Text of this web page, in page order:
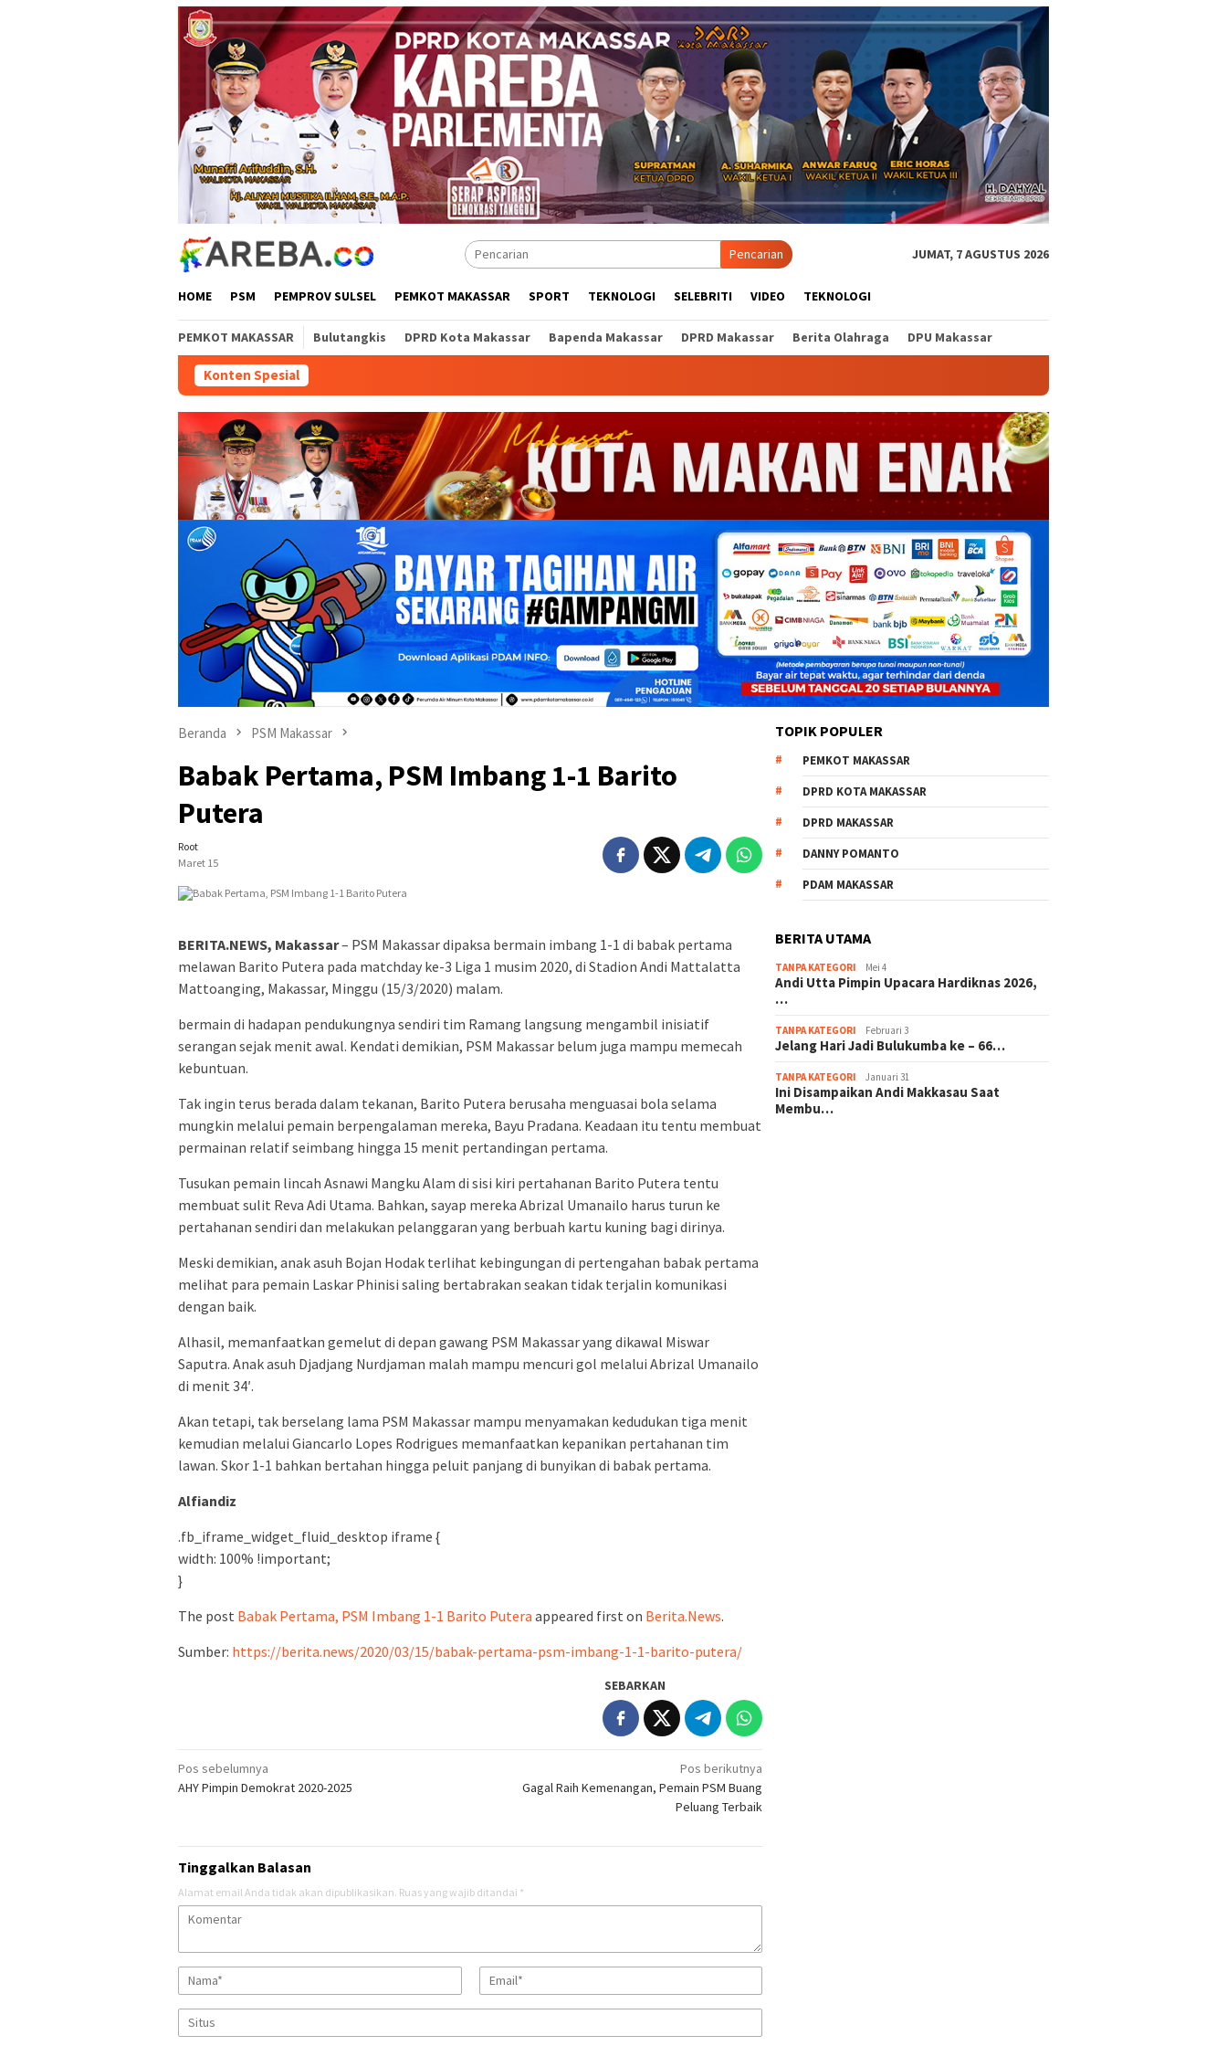
Pencarian JUMAT, 7 AGUSTUS 2026
HOME PSM PEMPROV SULSEL PEMKOT MAKASSAR SPORT TEKNOLOGI SELEBRITI VIDEO TEKNOLOGI
PEMKOT MAKASSAR Bulutangkis DPRD Kota Makassar Bapenda Makassar DPRD Makassar Berita Olahraga DPU Makassar
Konten Spesial
Beranda PSM Makassar
Babak Pertama, PSM Imbang 1-1 Barito
Putera
Root
Maret 15
BERITA.NEWS, Makassar– PSM Makassar dipaksa bermain imbang 1-1 di babak pertama
melawan Barito Putera pada matchday ke-3 Liga 1 musim 2020, di Stadion Andi Mattalatta
Mattoanging, Makassar, Minggu (15/3/2020) malam.
bermain di hadapan pendukungnya sendiri tim Ramang langsung mengambil inisiatif
serangan sejak menit awal. Kendati demikian, PSM Makassar belum juga mampu memecah
kebuntuan.
Tak ingin terus berada dalam tekanan, Barito Putera berusaha menguasai bola selama
mungkin melalui pemain berpengalaman mereka, Bayu Pradana. Keadaan itu tentu membuat
permainan relatif seimbang hingga 15 menit pertandingan pertama.
Tusukan pemain lincah Asnawi Mangku Alam di sisi kiri pertahanan Barito Putera tentu
membuat sulit Reva Adi Utama. Bahkan, sayap mereka Abrizal Umanailo harus turun ke
pertahanan sendiri dan melakukan pelanggaran yang berbuah kartu kuning bagi dirinya.
Meski demikian, anak asuh Bojan Hodak terlihat kebingungan di pertengahan babak pertama
melihat para pemain Laskar Phinisi saling bertabrakan seakan tidak terjalin komunikasi
dengan baik.
Alhasil, memanfaatkan gemelut di depan gawang PSM Makassar yang dikawal Miswar
Saputra. Anak asuh Djadjang Nurdjaman malah mampu mencuri gol melalui Abrizal Umanailo
di menit 34′.
Akan tetapi, tak berselang lama PSM Makassar mampu menyamakan kedudukan tiga menit
kemudian melalui Giancarlo Lopes Rodrigues memanfaatkan kepanikan pertahanan tim
lawan. Skor 1-1 bahkan bertahan hingga peluit panjang di bunyikan di babak pertama.
Alfiandiz
.fb_iframe_widget_fluid_desktop iframe {
width: 100% !important;
}
The post Babak Pertama, PSM Imbang 1-1 Barito Putera appeared first on Berita.News.
Sumber: https://berita.news/2020/03/15/babak-pertama-psm-imbang-1-1-barito-putera/
SEBARKAN
Navigasi
pos
Pos sebelumnya
AHY Pimpin Demokrat 2020-2025
Pos berikutnya
Gagal Raih Kemenangan, Pemain PSM Buang
Peluang Terbaik
Tinggalkan Balasan
Alamat email Anda tidak akan dipublikasikan. Ruas yang wajib ditandai *
TOPIK POPULER
PEMKOT MAKASSAR
DPRD KOTA MAKASSAR
DPRD MAKASSAR
DANNY POMANTO
PDAM MAKASSAR
BERITA UTAMA
TANPA KATEGORI Mei 4
Andi Utta Pimpin Upacara Hardiknas 2026,
…
TANPA KATEGORI Februari 3
Jelang Hari Jadi Bulukumba ke – 66…
TANPA KATEGORI Januari 31
Ini Disampaikan Andi Makkasau Saat
Membu…